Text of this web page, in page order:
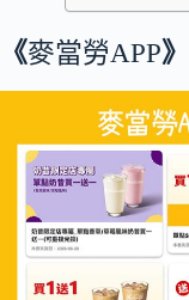
《麥當勞APP》